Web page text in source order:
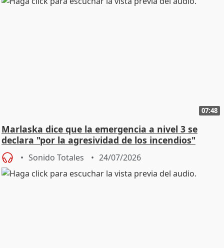
07:48
Marlaska dice que la emergencia a nivel 3 se
declara "por la agresividad de los incendios"
Sonido Totales 24/07/2026